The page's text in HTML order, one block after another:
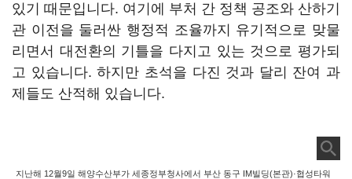
있기 때문입니다. 여기에 부처 간 정책 공조와 산하기
관 이전을 둘러싼 행정적 조율까지 유기적으로 맞물
리면서 대전환의 기틀을 다지고 있는 것으로 평가되
고 있습니다. 하지만 초석을 다진 것과 달리 잔여 과
제들도 산적해 있습니다.
지난해 12월9일 해양수산부가 세종정부청사에서 부산 동구 IM빌딩(본관)·협성타워